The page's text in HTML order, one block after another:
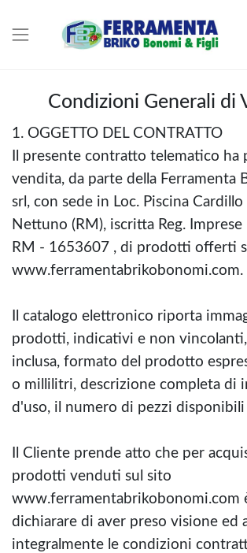
Condizioni Generali di
1. OGGETTO DEL CONTRATTO
Il presente contratto telematico ha
vendita, da parte della Ferramenta
srl, con sede in Loc. Piscina
Nettuno (RM), iscritta Reg. Imprese
RM - 1653607 , di prodotti offerti
www.ferramentabrikobonomi.com.
Il catalogo elettronico riporta
prodotti, indicativi e non
inclusa, formato del prodotto
o millilitri, descrizione completa di
d'uso, il numero di pezzi disponibili
Il Cliente prende atto che per
prodotti venduti sul sito
www.ferramentabrikobonomi.com
dichiarare di aver preso visione ed
integralmente le condizioni